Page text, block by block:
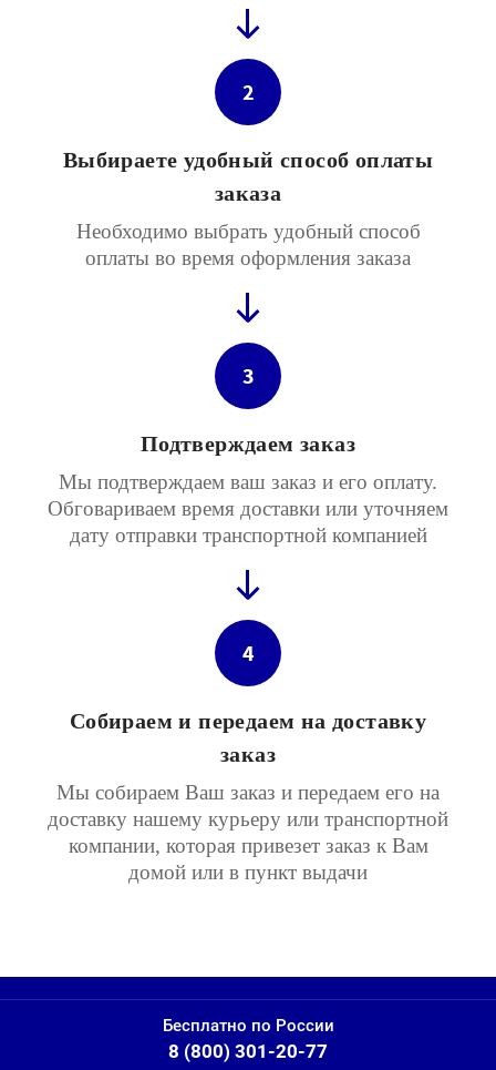
2
Выбираете удобный способ оплаты
заказа
Необходимо выбрать удобный способ
оплаты во время оформления заказа
3
Подтверждаем заказ
Мы подтверждаем ваш заказ и его оплату.
Обговариваем время доставки или уточняем
дату отправки транспортной компанией
4
Собираем и передаем на доставку
заказ
Мы собираем Ваш заказ и передаем его на
доставку нашему курьеру или транспортной
компании, которая привезет заказ к Вам
домой или в пункт выдачи
Бесплатно по России
8 (800) 301-20-77